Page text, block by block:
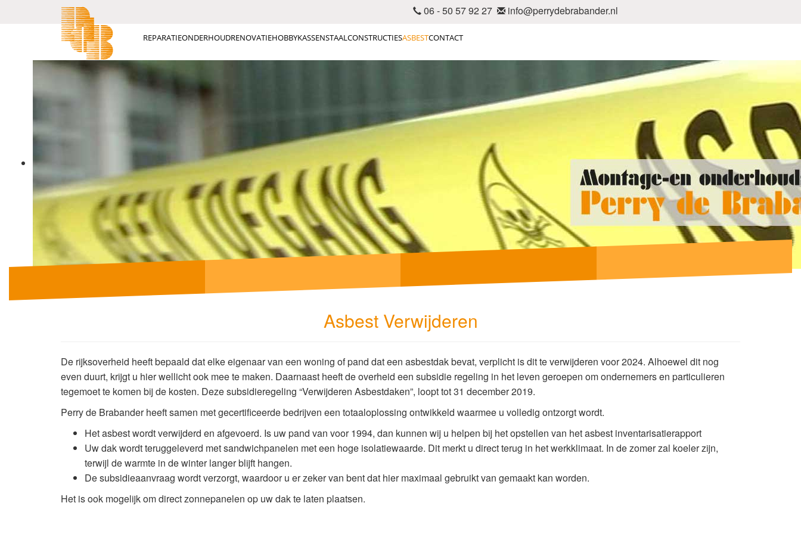
06 - 50 57 92 27 info@perrydebrabander.nl
REPARATIEONDERHOUDRENOVATIEHOBBYKASSENSTAALCONSTRUCTIESASBESTCONTACT
Asbest Verwijderen
De rijksoverheid heeft bepaald dat elke eigenaar van een woning of pand dat een asbestdak bevat, verplicht is dit te verwijderen voor 2024. Alhoewel dit nog
even duurt, krijgt u hier wellicht ook mee te maken. Daarnaast heeft de overheid een subsidie regeling in het leven geroepen om ondernemers en particulieren
tegemoet te komen bij de kosten. Deze subsidieregeling “Verwijderen Asbestdaken”, loopt tot 31 december 2019.
Perry de Brabander heeft samen met gecertificeerde bedrijven een totaaloplossing ontwikkeld waarmee u volledig ontzorgt wordt.
Het asbest wordt verwijderd en afgevoerd. Is uw pand van voor 1994, dan kunnen wij u helpen bij het opstellen van het asbest inventarisatierapport
Uw dak wordt teruggeleverd met sandwichpanelen met een hoge isolatiewaarde. Dit merkt u direct terug in het werkklimaat. In de zomer zal koeler zijn,
terwijl de warmte in de winter langer blijft hangen.
De subsidieaanvraag wordt verzorgt, waardoor u er zeker van bent dat hier maximaal gebruikt van gemaakt kan worden.
Het is ook mogelijk om direct zonnepanelen op uw dak te laten plaatsen.